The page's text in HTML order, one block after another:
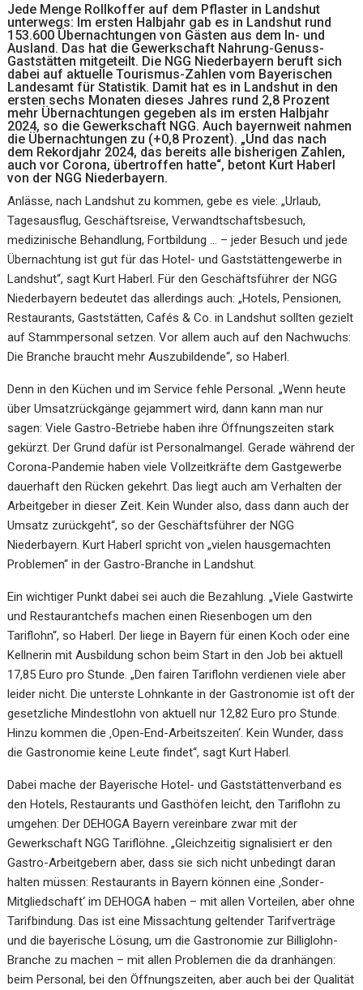
Jede Menge Rollkoffer auf dem Pflaster in Landshut
unterwegs: Im ersten Halbjahr gab es in Landshut rund
153.600 Übernachtungen von Gästen aus dem In- und
Ausland. Das hat die Gewerkschaft Nahrung-Genuss-
Gaststätten mitgeteilt. Die NGG Niederbayern beruft sich
dabei auf aktuelle Tourismus-Zahlen vom Bayerischen
Landesamt für Statistik. Damit hat es in Landshut in den
ersten sechs Monaten dieses Jahres rund 2,8 Prozent
mehr Übernachtungen gegeben als im ersten Halbjahr
2024, so die Gewerkschaft NGG. Auch bayernweit nahmen
die Übernachtungen zu (+0,8 Prozent). „Und das nach
dem Rekordjahr 2024, das bereits alle bisherigen Zahlen,
auch vor Corona, übertroffen hatte“, betont Kurt Haberl
von der NGG Niederbayern.
Anlässe, nach Landshut zu kommen, gebe es viele: „Urlaub,
Tagesausflug, Geschäftsreise, Verwandtschaftsbesuch,
medizinische Behandlung, Fortbildung … – jeder Besuch und jede
Übernachtung ist gut für das Hotel- und Gaststättengewerbe in
Landshut“, sagt Kurt Haberl. Für den Geschäftsführer der NGG
Niederbayern bedeutet das allerdings auch: „Hotels, Pensionen,
Restaurants, Gaststätten, Cafés & Co. in Landshut sollten gezielt
auf Stammpersonal setzen. Vor allem auch auf den Nachwuchs:
Die Branche braucht mehr Auszubildende“, so Haberl.
Denn in den Küchen und im Service fehle Personal. „Wenn heute
über Umsatzrückgänge gejammert wird, dann kann man nur
sagen: Viele Gastro-Betriebe haben ihre Öffnungszeiten stark
gekürzt. Der Grund dafür ist Personalmangel. Gerade während der
Corona-Pandemie haben viele Vollzeitkräfte dem Gastgewerbe
dauerhaft den Rücken gekehrt. Das liegt auch am Verhalten der
Arbeitgeber in dieser Zeit. Kein Wunder also, dass dann auch der
Umsatz zurückgeht“, so der Geschäftsführer der NGG
Niederbayern. Kurt Haberl spricht von „vielen hausgemachten
Problemen“ in der Gastro-Branche in Landshut.
Ein wichtiger Punkt dabei sei auch die Bezahlung. „Viele Gastwirte
und Restaurantchefs machen einen Riesenbogen um den
Tariflohn“, so Haberl. Der liege in Bayern für einen Koch oder eine
Kellnerin mit Ausbildung schon beim Start in den Job bei aktuell
17,85 Euro pro Stunde. „Den fairen Tariflohn verdienen viele aber
leider nicht. Die unterste Lohnkante in der Gastronomie ist oft der
gesetzliche Mindestlohn von aktuell nur 12,82 Euro pro Stunde.
Hinzu kommen die ‚Open-End-Arbeitszeiten‘. Kein Wunder, dass
die Gastronomie keine Leute findet“, sagt Kurt Haberl.
Dabei mache der Bayerische Hotel- und Gaststättenverband es
den Hotels, Restaurants und Gasthöfen leicht, den Tariflohn zu
umgehen: Der DEHOGA Bayern vereinbare zwar mit der
Gewerkschaft NGG Tariflöhne. „Gleichzeitig signalisiert er den
Gastro-Arbeitgebern aber, dass sie sich nicht unbedingt daran
halten müssen: Restaurants in Bayern können eine ‚Sonder-
Mitgliedschaft‘ im DEHOGA haben – mit allen Vorteilen, aber ohne
Tarifbindung. Das ist eine Missachtung geltender Tarifverträge
und die bayerische Lösung, um die Gastronomie zur Billiglohn-
Branche zu machen – mit allen Problemen die da dranhängen:
beim Personal, bei den Öffnungszeiten, aber auch bei der Qualität